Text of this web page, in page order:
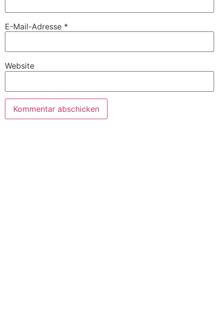
E-Mail-Adresse *
Website